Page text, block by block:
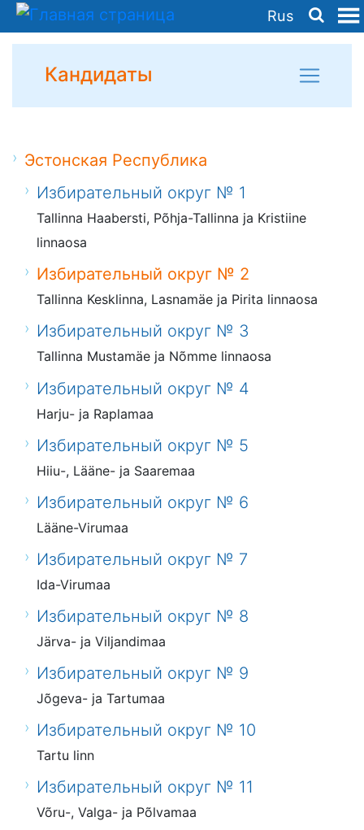
Rus
Кандидаты
Эстонская Республика
Избирательный округ № 1
Tallinna Haabersti, Põhja-Tallinna ja Kristiine
linnaosa
Избирательный округ № 2
Tallinna Kesklinna, Lasnamäe ja Pirita linnaosa
Избирательный округ № 3
Tallinna Mustamäe ja Nõmme linnaosa
Избирательный округ № 4
Harju- ja Raplamaa
Избирательный округ № 5
Hiiu-, Lääne- ja Saaremaa
Избирательный округ № 6
Lääne-Virumaa
Избирательный округ № 7
Ida-Virumaa
Избирательный округ № 8
Järva- ja Viljandimaa
Избирательный округ № 9
Jõgeva- ja Tartumaa
Избирательный округ № 10
Tartu linn
Избирательный округ № 11
Võru-, Valga- ja Põlvamaa